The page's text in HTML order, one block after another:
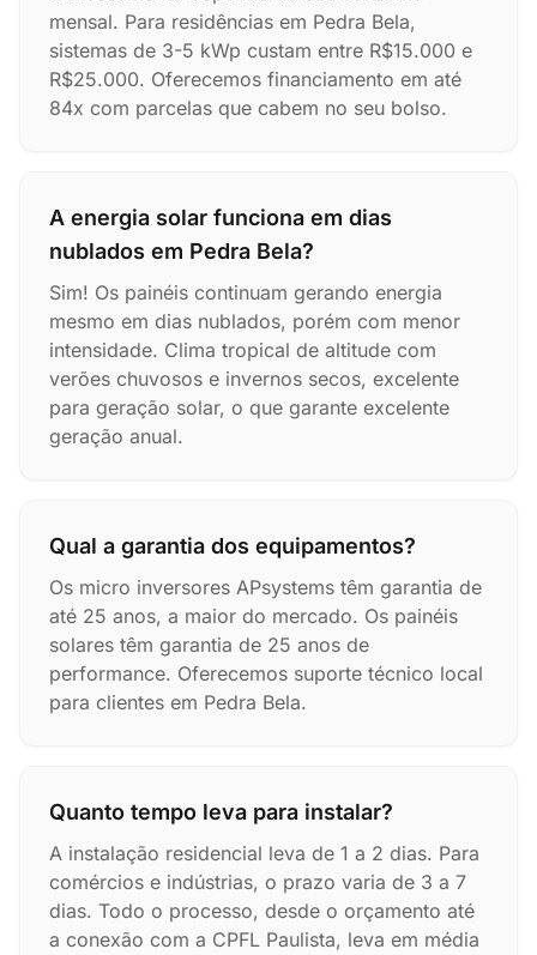
mensal. Para residências em Pedra Bela,
sistemas de 3-5 kWp custam entre R$15.000 e
R$25.000. Oferecemos financiamento em até
84x com parcelas que cabem no seu bolso.
A energia solar funciona em dias
nublados em Pedra Bela?
Sim! Os painéis continuam gerando energia
mesmo em dias nublados, porém com menor
intensidade. Clima tropical de altitude com
verões chuvosos e invernos secos, excelente
para geração solar, o que garante excelente
geração anual.
Qual a garantia dos equipamentos?
Os micro inversores APsystems têm garantia de
até 25 anos, a maior do mercado. Os painéis
solares têm garantia de 25 anos de
performance. Oferecemos suporte técnico local
para clientes em Pedra Bela.
Quanto tempo leva para instalar?
A instalação residencial leva de 1 a 2 dias. Para
comércios e indústrias, o prazo varia de 3 a 7
dias. Todo o processo, desde o orçamento até
a conexão com a CPFL Paulista, leva em média